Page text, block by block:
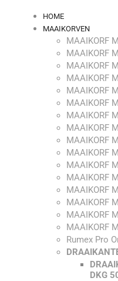
HOME
MAAIKORVEN
MAAIKORF
MAAIKORF
MAAIKORF
MAAIKORF
MAAIKORF
MAAIKORF
MAAIKORF
MAAIKORF
MAAIKORF
MAAIKORF
MAAIKORF
MAAIKORF
MAAIKORF
MAAIKORF
MAAIKORF
MAAIKORF
Rumex Pro
DKG